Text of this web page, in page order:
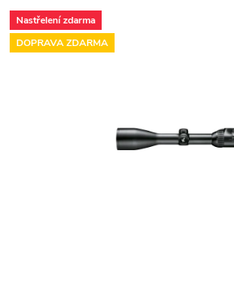
Nastřelení zdarma
DOPRAVA ZDARMA